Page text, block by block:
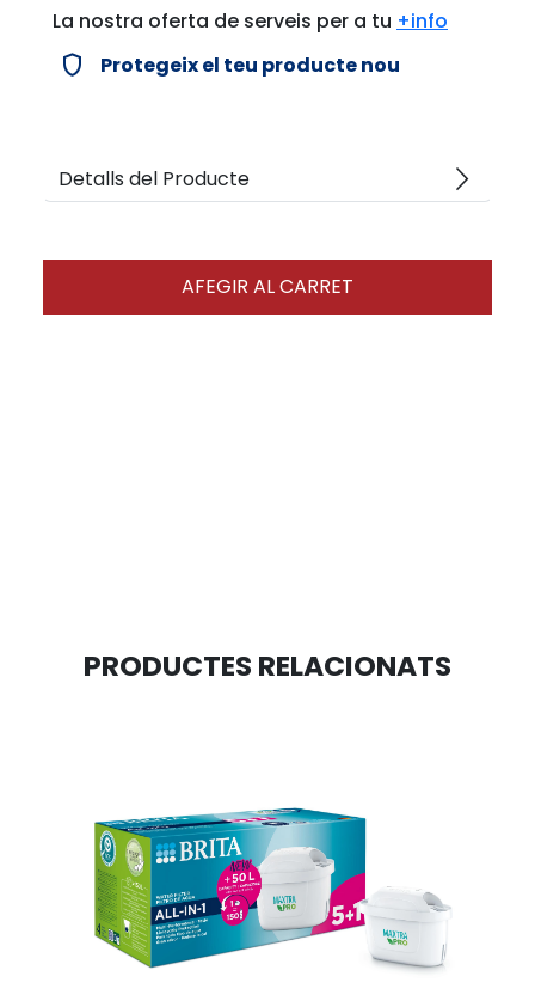
La nostra oferta de serveis per a tu +info
verified_user Protegeix el teu producte nou
Detalls del Producte arrow_forward_ios
AFEGIR AL CARRET
PRODUCTES RELACIONATS